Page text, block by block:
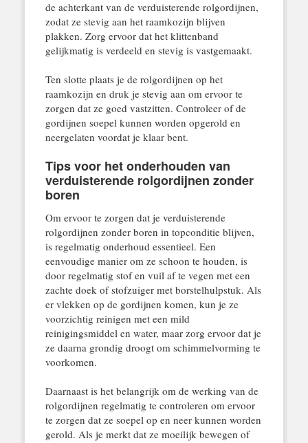
de achterkant van de verduisterende rolgordijnen,
zodat ze stevig aan het raamkozijn blijven
plakken. Zorg ervoor dat het klittenband
gelijkmatig is verdeeld en stevig is vastgemaakt.
Ten slotte plaats je de rolgordijnen op het
raamkozijn en druk je stevig aan om ervoor te
zorgen dat ze goed vastzitten. Controleer of de
gordijnen soepel kunnen worden opgerold en
neergelaten voordat je klaar bent.
Tips voor het onderhouden van
verduisterende rolgordijnen zonder
boren
Om ervoor te zorgen dat je verduisterende
rolgordijnen zonder boren in topconditie blijven,
is regelmatig onderhoud essentieel. Een
eenvoudige manier om ze schoon te houden, is
door regelmatig stof en vuil af te vegen met een
zachte doek of stofzuiger met borstelhulpstuk. Als
er vlekken op de gordijnen komen, kun je ze
voorzichtig reinigen met een mild
reinigingsmiddel en water, maar zorg ervoor dat je
ze daarna grondig droogt om schimmelvorming te
voorkomen.
Daarnaast is het belangrijk om de werking van de
rolgordijnen regelmatig te controleren om ervoor
te zorgen dat ze soepel op en neer kunnen worden
gerold. Als je merkt dat ze moeilijk bewegen of